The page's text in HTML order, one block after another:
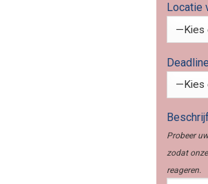
Locatie
Probeer
zodat
reageren.